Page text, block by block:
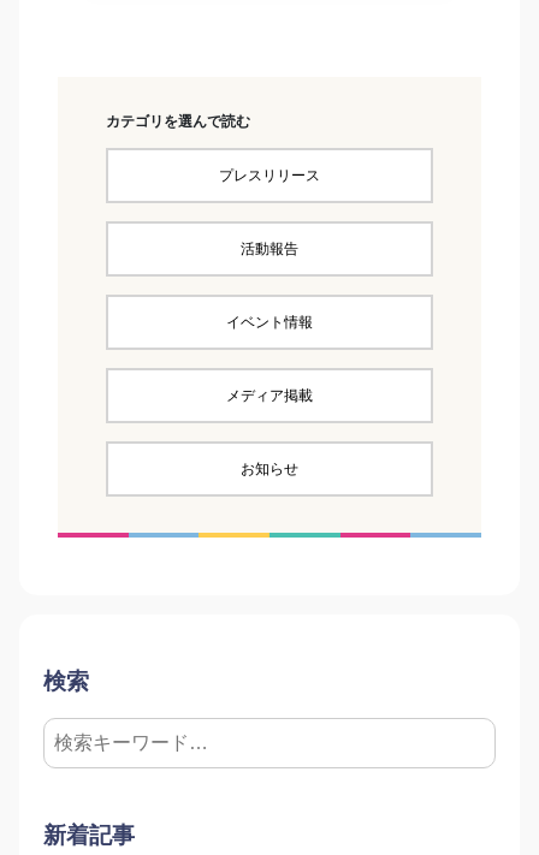
カテゴリを選んで読む
プレスリリース
活動報告
イベント情報
メディア掲載
お知らせ
検索
新着記事